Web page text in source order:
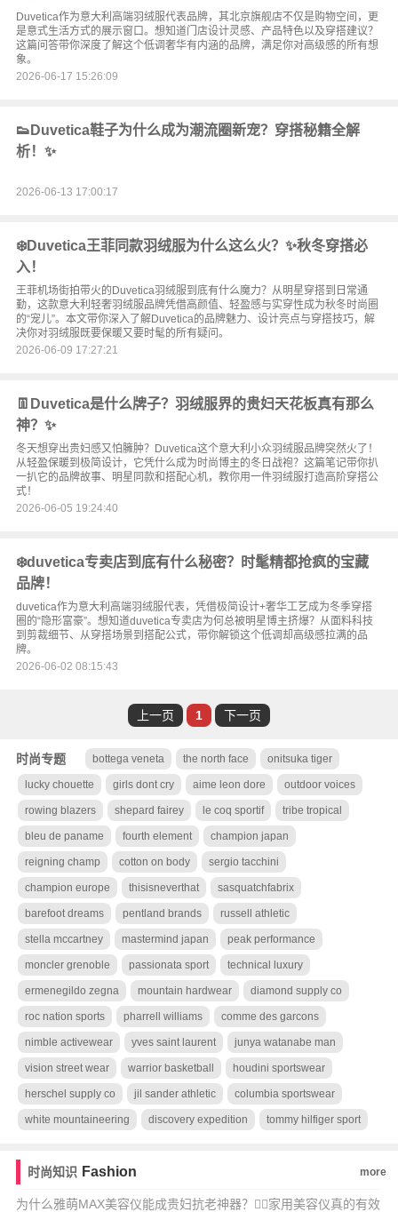
Duvetica作为意大利高端羽绒服代表品牌，其北京旗舰店不仅是购物空间，更
是意式生活方式的展示窗口。想知道门店设计灵感、产品特色以及穿搭建议？
这篇问答带你深度了解这个低调奢华有内涵的品牌，满足你对高级感的所有想
象。
2026-06-17 15:26:09
👟Duvetica鞋子为什么成为潮流圈新宠？穿搭秘籍全解
析！✨
2026-06-13 17:00:17
❄️Duvetica王菲同款羽绒服为什么这么火？✨秋冬穿搭必
入！
王菲机场街拍带火的Duvetica羽绒服到底有什么魔力？从明星穿搭到日常通
勤，这款意大利轻奢羽绒服品牌凭借高颜值、轻盈感与实穿性成为秋冬时尚圈
的“宠儿”。本文带你深入了解Duvetica的品牌魅力、设计亮点与穿搭技巧，解
决你对羽绒服既要保暖又要时髦的所有疑问。
2026-06-09 17:27:21
👖Duvetica是什么牌子？羽绒服界的贵妇天花板真有那么
神？✨
冬天想穿出贵妇感又怕臃肿？Duvetica这个意大利小众羽绒服品牌突然火了！
从轻盈保暖到极简设计，它凭什么成为时尚博主的冬日战袍？这篇笔记带你扒
一扒它的品牌故事、明星同款和搭配心机，教你用一件羽绒服打造高阶穿搭公
式！
2026-06-05 19:24:40
❄️duvetica专卖店到底有什么秘密？时髦精都抢疯的宝藏
品牌！
duvetica作为意大利高端羽绒服代表，凭借极简设计+奢华工艺成为冬季穿搭
圈的“隐形富豪”。想知道duvetica专卖店为何总被明星博主挤爆？从面料科技
到剪裁细节、从穿搭场景到搭配公式，带你解锁这个低调却高级感拉满的品
牌。
2026-06-02 08:15:43
上一页 1 下一页
时尚专题 bottega veneta the north face onitsuka tiger
lucky chouette girls dont cry aime leon dore outdoor voices
rowing blazers shepard fairey le coq sportif tribe tropical
bleu de paname fourth element champion japan
reigning champ cotton on body sergio tacchini
champion europe thisisneverthat sasquatchfabrix
barefoot dreams pentland brands russell athletic
stella mccartney mastermind japan peak performance
moncler grenoble passionata sport technical luxury
ermenegildo zegna mountain hardwear diamond supply co
roc nation sports pharrell williams comme des garcons
nimble activewear yves saint laurent junya watanabe man
vision street wear warrior basketball houdini sportswear
herschel supply co jil sander athletic columbia sportswear
white mountaineering discovery expedition tommy hilfiger sport
时尚知识 Fashion more
为什么雅萌MAX美容仪能成贵妇抗老神器？💆‍♀️家用美容仪真的有效